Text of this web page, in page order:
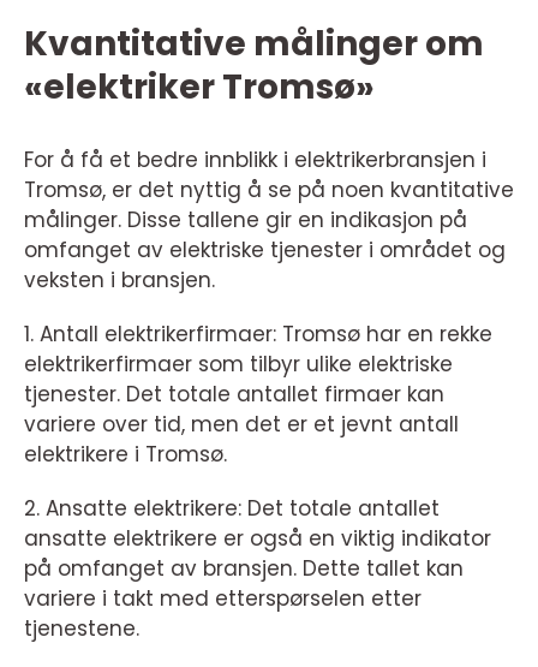
Kvantitative målinger om
«elektriker Tromsø»
For å få et bedre innblikk i elektrikerbransjen i
Tromsø, er det nyttig å se på noen kvantitative
målinger. Disse tallene gir en indikasjon på
omfanget av elektriske tjenester i området og
veksten i bransjen.
1. Antall elektrikerfirmaer: Tromsø har en rekke
elektrikerfirmaer som tilbyr ulike elektriske
tjenester. Det totale antallet firmaer kan
variere over tid, men det er et jevnt antall
elektrikere i Tromsø.
2. Ansatte elektrikere: Det totale antallet
ansatte elektrikere er også en viktig indikator
på omfanget av bransjen. Dette tallet kan
variere i takt med etterspørselen etter
tjenestene.